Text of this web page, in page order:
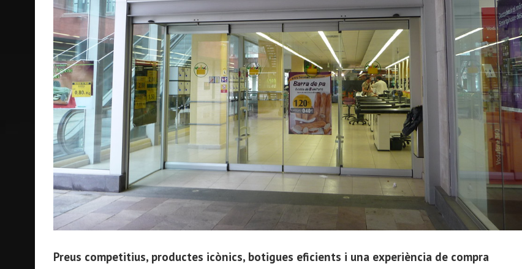
Preus competitius, productes icònics, botigues eficients i una experiència de compra